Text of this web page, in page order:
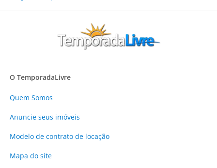
O TemporadaLivre
Quem Somos
Anuncie seus imóveis
Modelo de contrato de locação
Mapa do site